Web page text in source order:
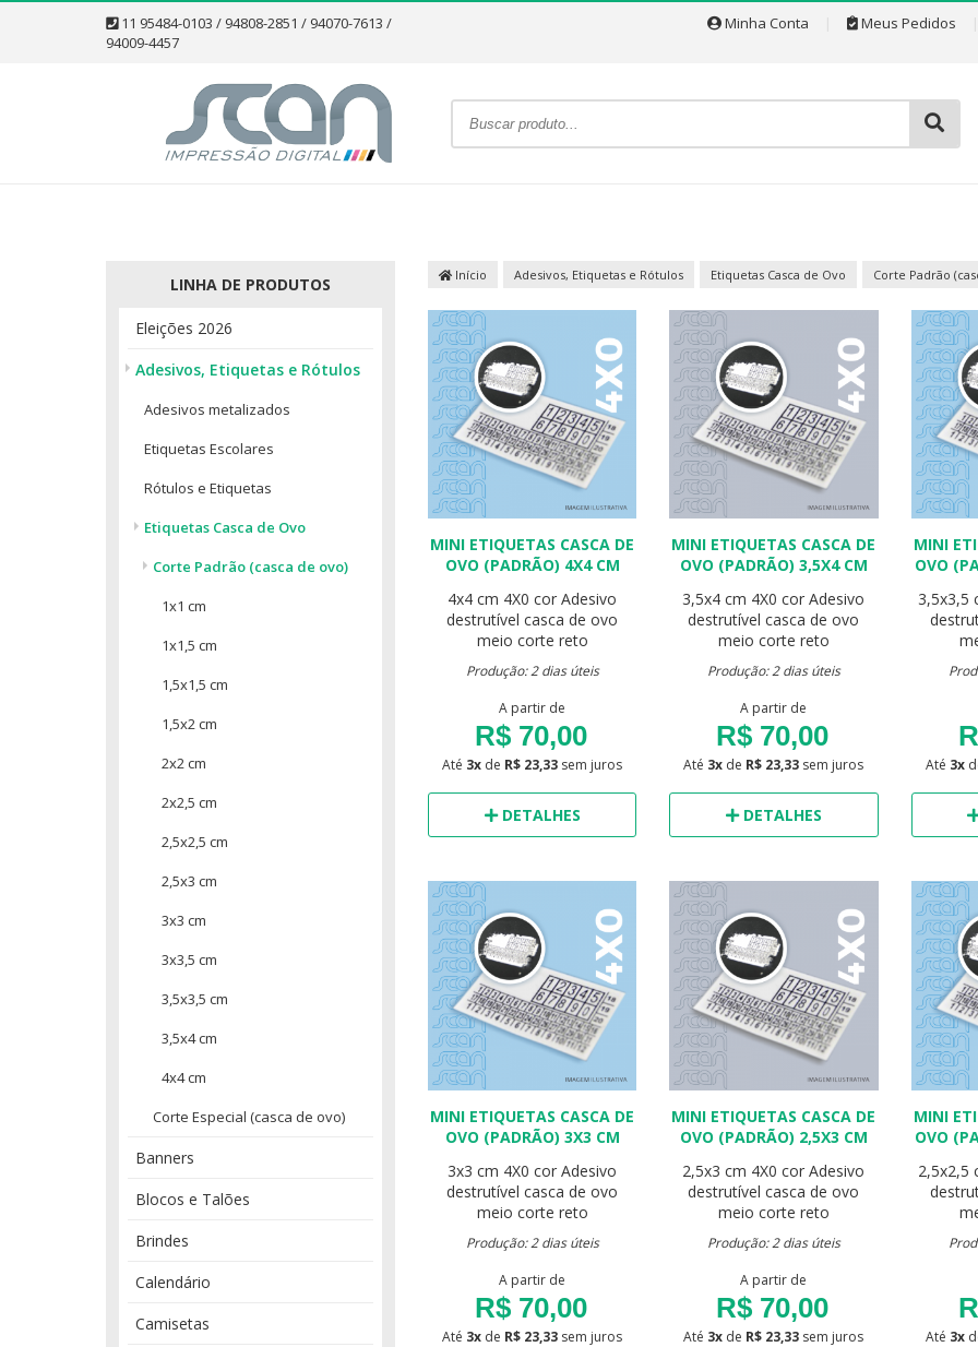
11 95484-0103 / 94808-2851 / 94070-7613 /
94009-4457
Minha Conta Meus Pedidos
LINHA DE PRODUTOS
Eleições 2026
Adesivos, Etiquetas e Rótulos
Adesivos metalizados
Etiquetas Escolares
Rótulos e Etiquetas
Etiquetas Casca de Ovo
Corte Padrão (casca de ovo)
1x1 cm
1x1,5 cm
1,5x1,5 cm
1,5x2 cm
2x2 cm
2x2,5 cm
2,5x2,5 cm
2,5x3 cm
3x3 cm
3x3,5 cm
3,5x3,5 cm
3,5x4 cm
4x4 cm
Corte Especial (casca de ovo)
Banners
Blocos e Talões
Brindes
Calendário
Camisetas
Início Adesivos, Etiquetas e Rótulos Etiquetas Casca de Ovo Corte Padrão
MINI ETIQUETAS CASCA DE
OVO (PADRÃO) 4X4 CM
4x4 cm 4X0 cor Adesivo
destrutível casca de ovo
meio corte reto
Produção: 2 dias úteis
A partir de
R$ 70,00
Até 3x de R$ 23,33 sem juros
DETALHES
MINI ETIQUETAS CASCA DE
OVO (PADRÃO) 3,5X4 CM
3,5x4 cm 4X0 cor Adesivo
destrutível casca de ovo
meio corte reto
Produção: 2 dias úteis
A partir de
R$ 70,00
Até 3x de R$ 23,33 sem juros
DETALHES
MINI
OVO
3,5x3,5
Até 3x
MINI ETIQUETAS CASCA DE
OVO (PADRÃO) 3X3 CM
3x3 cm 4X0 cor Adesivo
destrutível casca de ovo
meio corte reto
Produção: 2 dias úteis
A partir de
R$ 70,00
Até 3x de R$ 23,33 sem juros
MINI ETIQUETAS CASCA DE
OVO (PADRÃO) 2,5X3 CM
2,5x3 cm 4X0 cor Adesivo
destrutível casca de ovo
meio corte reto
Produção: 2 dias úteis
A partir de
R$ 70,00
Até 3x de R$ 23,33 sem juros
MINI
OVO
2,5x2,5
Até 3x